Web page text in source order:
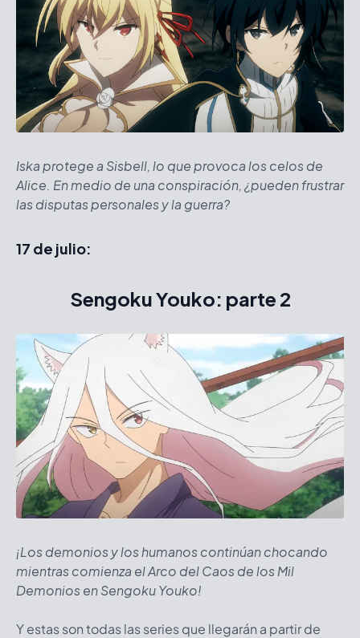
Iska protege a Sisbell, lo que provoca los celos de
Alice. En medio de una conspiración, ¿pueden frustrar
las disputas personales y la guerra?
17 de julio:
Sengoku Youko: parte 2
¡Los demonios y los humanos continúan chocando
mientras comienza el Arco del Caos de los Mil
Demonios en Sengoku Youko!
Y estas son todas las series que llegarán a partir de